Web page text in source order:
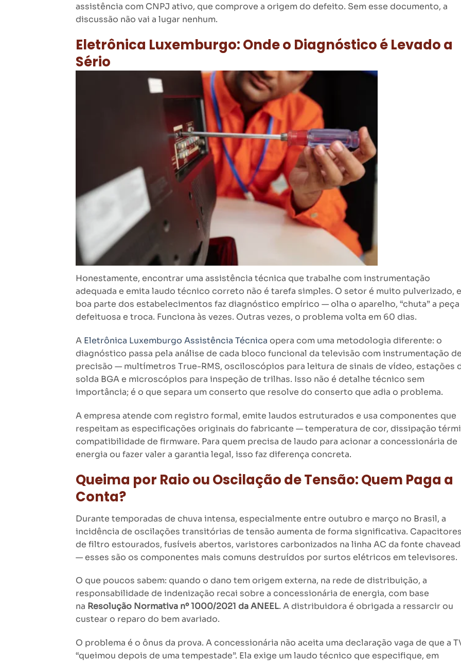
assistência com CNPJ ativo, que comprove a origem do defeito. Sem esse documento, a
discussão não vai a lugar nenhum.
Eletrônica Luxemburgo: Onde o Diagnóstico é Levado a
Sério
Honestamente, encontrar uma assistência técnica que trabalhe com instrumentação
adequada e emita laudo técnico correto não é tarefa simples. O setor é muito pulverizado, e
boa parte dos estabelecimentos faz diagnóstico empírico — olha o aparelho, “chuta” a peça
defeituosa e troca. Funciona às vezes. Outras vezes, o problema volta em 60 dias.
A Eletrônica Luxemburgo Assistência Técnica opera com uma metodologia diferente: o
diagnóstico passa pela análise de cada bloco funcional da televisão com instrumentação de
precisão — multímetros True-RMS, osciloscópios para leitura de sinais de vídeo, estações
solda BGA e microscópios para inspeção de trilhas. Isso não é detalhe técnico sem
importância; é o que separa um conserto que resolve do conserto que adia o problema.
A empresa atende com registro formal, emite laudos estruturados e usa componentes que
respeitam as especificações originais do fabricante — temperatura de cor, dissipação
compatibilidade de firmware. Para quem precisa de laudo para acionar a concessionária de
energia ou fazer valer a garantia legal, isso faz diferença concreta.
Queima por Raio ou Oscilação de Tensão: Quem Paga a
Conta?
Durante temporadas de chuva intensa, especialmente entre outubro e março no Brasil, a
incidência de oscilações transitórias de tensão aumenta de forma significativa. Capacitores
de filtro estourados, fusíveis abertos, varistores carbonizados na linha AC da fonte
— esses são os componentes mais comuns destruídos por surtos elétricos em televisores.
O que poucos sabem: quando o dano tem origem externa, na rede de distribuição, a
responsabilidade de indenização recai sobre a concessionária de energia, com base
na Resolução Normativa nº 1000/2021 da ANEEL. A distribuidora é obrigada a ressarcir ou
custear o reparo do bem avariado.
O problema é o ônus da prova. A concessionária não aceita uma declaração vaga de que a
“queimou depois de uma tempestade”. Ela exige um laudo técnico que especifique, em